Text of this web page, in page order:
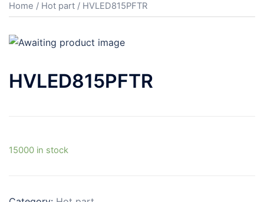
Home / Hot part / HVLED815PFTR
HVLED815PFTR
15000 in stock